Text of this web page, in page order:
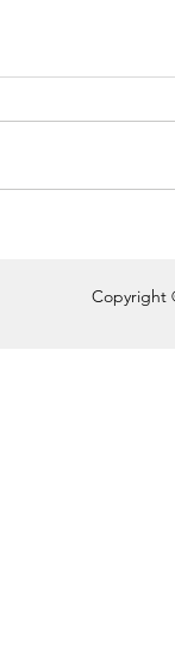
Copyright